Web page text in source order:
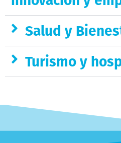
Salud y
Turismo y